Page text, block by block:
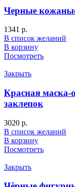
Черные
1341 р.
В список желаний
В корзину
Посмотреть
Закрыть
Красная маска-
заклепок
3020 р.
В список желаний
В корзину
Посмотреть
Закрыть